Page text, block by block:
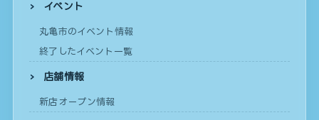
イベント
丸亀市のイベント情報
終了したイベント一覧
店舗情報
新店オープン情報